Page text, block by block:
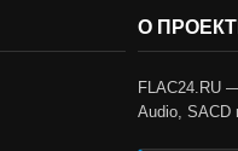
О
FLAC24.RU
Audio, SACD